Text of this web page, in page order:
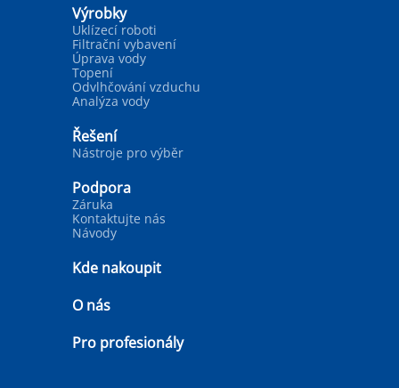
Výrobky
Uklízecí roboti
Filtrační vybavení
Úprava vody
Topení
Odvlhčování vzduchu
Analýza vody
Řešení
Nástroje pro výběr
Podpora
Záruka
Kontaktujte nás
Návody
Kde nakoupit
O nás
Pro profesionály